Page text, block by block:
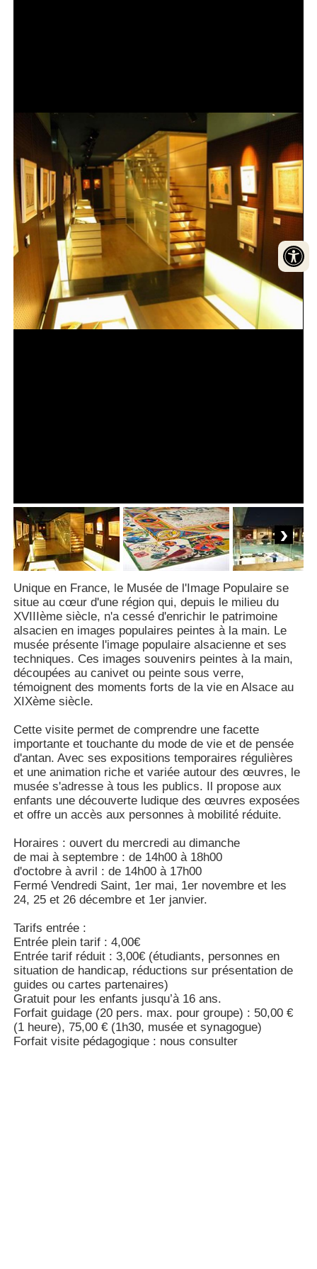
Next
Unique en France, le Musée de l'Image Populaire se
situe au cœur d'une région qui, depuis le milieu du
XVIIIème siècle, n'a cessé d'enrichir le patrimoine
alsacien en images populaires peintes à la main. Le
musée présente l'image populaire alsacienne et ses
techniques. Ces images souvenirs peintes à la main,
découpées au canivet ou peinte sous verre,
témoignent des moments forts de la vie en Alsace au
XIXème siècle.
Cette visite permet de comprendre une facette
importante et touchante du mode de vie et de pensée
d'antan. Avec ses expositions temporaires régulières
et une animation riche et variée autour des œuvres, le
musée s'adresse à tous les publics. Il propose aux
enfants une découverte ludique des œuvres exposées
et offre un accès aux personnes à mobilité réduite.
Horaires : ouvert du mercredi au dimanche
de mai à septembre : de 14h00 à 18h00
d'octobre à avril : de 14h00 à 17h00
Fermé Vendredi Saint, 1er mai, 1er novembre et les
24, 25 et 26 décembre et 1er janvier.
Tarifs entrée :
Entrée plein tarif : 4,00€
Entrée tarif réduit : 3,00€ (étudiants, personnes en
situation de handicap, réductions sur présentation de
guides ou cartes partenaires)
Gratuit pour les enfants jusqu’à 16 ans.
Forfait guidage (20 pers. max. pour groupe) : 50,00 €
(1 heure), 75,00 € (1h30, musée et synagogue)
Forfait visite pédagogique : nous consulter